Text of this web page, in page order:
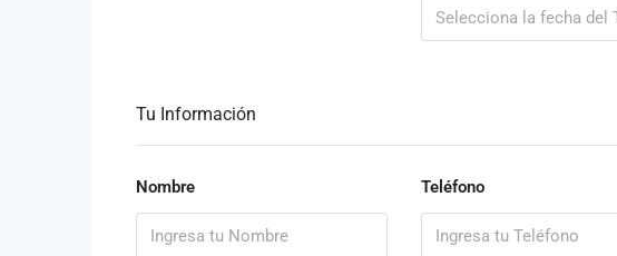
Tu Información
Nombre Teléfono